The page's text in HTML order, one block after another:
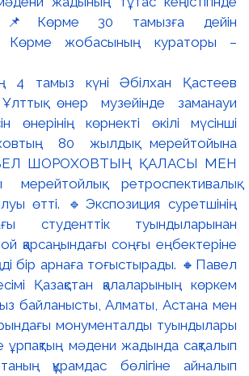
4 тамыз күні Әбілхан Қастеев
өнер музейінде заманауи
өнерінің көрнекті өкілі мүсінші
80 жылдық мерейтойына
ШОРОХОВТЫҢ ҚАЛАСЫ МЕН
ретроспективалық
өтті. 🔹Экспозиция суретшінің
студенттік туындыларынан
қарсаңындағы соңғы еңбектеріне
бір арнаға тоғыстырады. 🔸Павел
Қазақстан қалаларының көркем
байланысты, Алматы, Астана мен
монументалды туындылары
ұрпақтың мәдени жадында сақталып
құрамдас бөлігіне айналып